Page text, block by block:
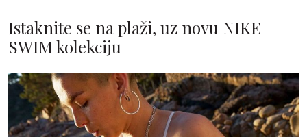
Istaknite se na plaži, uz novu NIKE
SWIM kolekciju